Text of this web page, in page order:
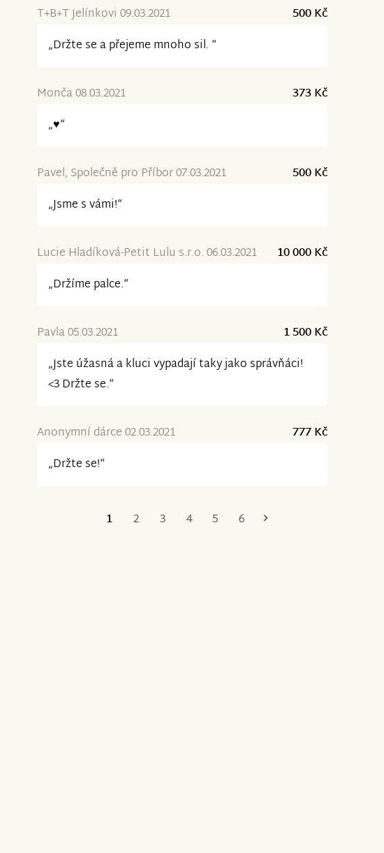
T+B+T Jelínkovi 09.03.2021
500 Kč
„Držte se a přejeme mnoho sil. “
Monča 08.03.2021
373 Kč
„♥“
Pavel, Společně pro Příbor 07.03.2021
500 Kč
„Jsme s vámi!“
Lucie Hladíková-Petit Lulu s.r.o. 06.03.2021
10 000 Kč
„Držíme palce.“
Pavla 05.03.2021
1 500 Kč
„Jste úžasná a kluci vypadají taky jako správňáci!
<3 Držte se.“
Anonymní dárce 02.03.2021
777 Kč
„Držte se!“
1 2 3 4 5 6